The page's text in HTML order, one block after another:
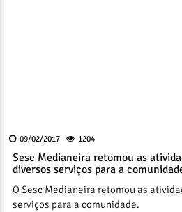
09/02/2017 1204
Sesc Medianeira retomou as
diversos serviços para a
O Sesc Medianeira retomou as
serviços para a comunidade.